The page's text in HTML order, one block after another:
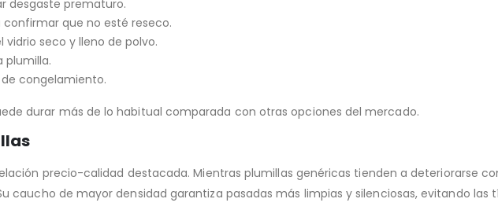
desgaste prematuro.
que no esté reseco.
seco y lleno de polvo.
plumilla.
congelamiento.
durar más de lo habitual comparada con otras opciones del mercado.
precio-calidad destacada. Mientras plumillas genéricas tienden a deteriorarse
caucho de mayor densidad garantiza pasadas más limpias y silenciosas, evitando las